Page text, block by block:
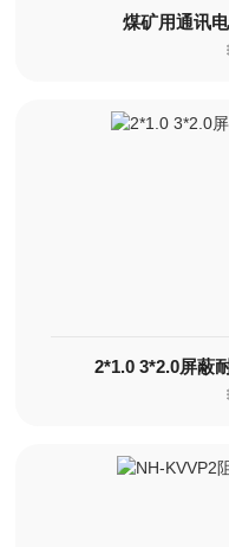
煤矿用通讯
2*1.0 3*2.0屏蔽